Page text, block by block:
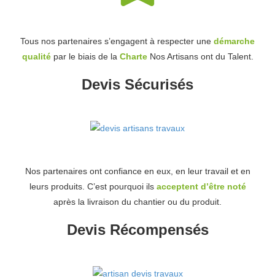
Tous nos partenaires s’engagent à respecter une démarche
qualitépar le biais de la Charte Nos Artisans ont du Talent.
Devis Sécurisés
Nos partenaires ont confiance en eux, en leur travail et en
leurs produits. C’est pourquoi ils acceptent d’être noté
après la livraison du chantier ou du produit.
Devis Récompensés